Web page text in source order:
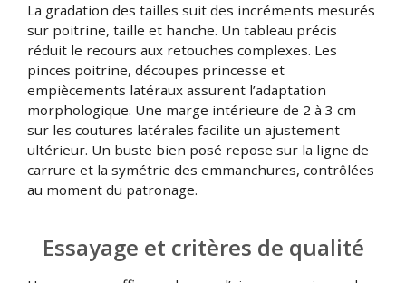
La gradation des tailles suit des incréments mesurés
sur poitrine, taille et hanche. Un tableau précis
réduit le recours aux retouches complexes. Les
pinces poitrine, découpes princesse et
empiècements latéraux assurent l’adaptation
morphologique. Une marge intérieure de 2 à 3 cm
sur les coutures latérales facilite un ajustement
ultérieur. Un buste bien posé repose sur la ligne de
carrure et la symétrie des emmanchures, contrôlées
au moment du patronage.
Essayage et critères de qualité